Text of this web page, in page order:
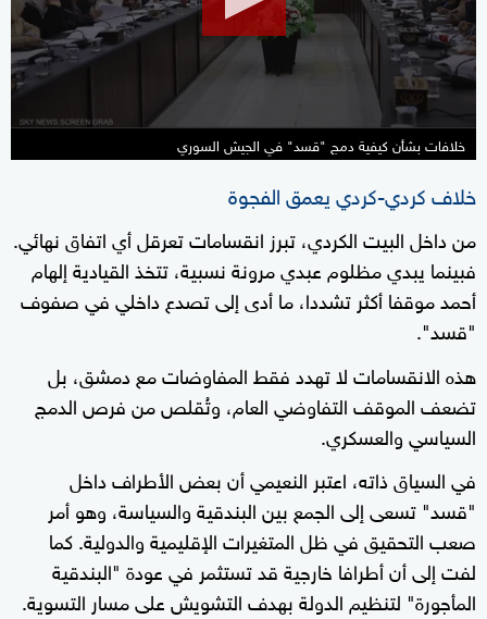
خلافات بشأن كيفية دمج "قسد" في الجيش السوري
خلاف كردي-كردي يعمق الفجوة
من داخل البيت الكردي، تبرز انقسامات تعرقل أي اتفاق نهائي.
فبينما يبدي مظلوم عبدي مرونة نسبية، تتخذ القيادية إلهام
أحمد موقفا أكثر تشددا، ما أدى إلى تصدع داخلي في صفوف
"قسد".
هذه الانقسامات لا تهدد فقط المفاوضات مع دمشق، بل
تضعف الموقف التفاوضي العام، وتُقلص من فرص الدمج
السياسي والعسكري.
في السياق ذاته، اعتبر النعيمي أن بعض الأطراف داخل
"قسد" تسعى إلى الجمع بين البندقية والسياسة، وهو أمر
صعب التحقيق في ظل المتغيرات الإقليمية والدولية. كما
لفت إلى أن أطرافا خارجية قد تستثمر في عودة "البندقية
المأجورة" لتنظيم الدولة بهدف التشويش على مسار التسوية.